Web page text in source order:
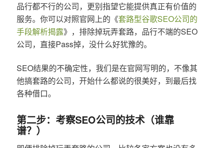
品行都不行的公司，更别指望它能提供真正有价值的
服务。你可以对照官网上的《套路型谷歌SEO公司的
手段解析揭露》，排除掉玩弄套路，品行不端的SEO
公司，直接Pass掉，没什么好犹豫的。
SEO结果的不确定性，我们是在官网写明的，不像其
他搞套路的公司，开始什么都说的很美好，到最后找
各种借口。
第二步：考察SEO公司的技术（谁靠
谱？）